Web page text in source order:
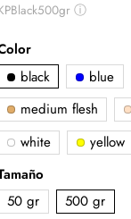
ⓘ
black
blue
medium flesh
white
yellow
50 gr
500 gr